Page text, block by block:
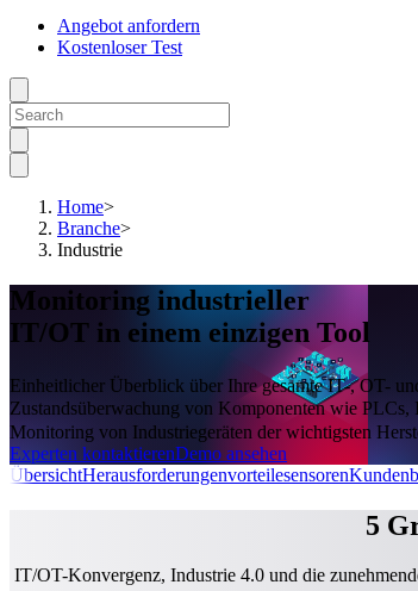
Angebot anfordern
Kostenloser Test
Home>
Branche>
Industrie
Monitoring industrieller
IT/OT in einem einzigen Tool
Einheitlicher Überblick über Ihre gesamte IT-, OT-
Zustandsüberwachung von Komponenten wie PLCs,
Monitoring von Industriegeräten der wichtigsten
Experten kontaktierenDemo ansehen
ÜbersichtHerausforderungenvorteilesensoren
5
IT/OT-Konvergenz, Industrie 4.0 und die